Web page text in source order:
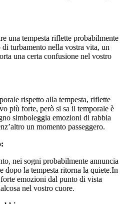
una tempesta riflette probabilmente
turbamento nella vostra vita, un
una certa confusione nel vostro
rispetto alla tempesta, riflette
più forte, però si sa il temporale è
simboleggia emozioni di rabbia
un momento passeggero.
nei sogni probabilmente annuncia
dopo la tempesta ritorna la quiete.In
emozioni dal punto di vista
nel vostro cuore.